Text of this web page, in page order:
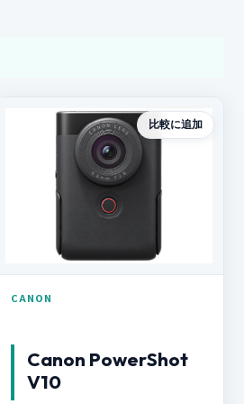
比較に追加
CANON
Canon PowerShot
V10